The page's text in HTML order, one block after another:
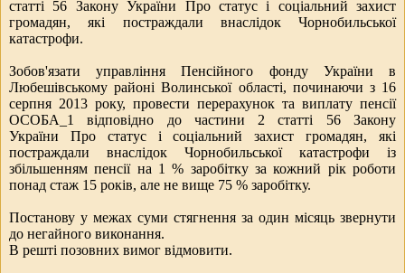
статті 56 Закону України
Про статус і соціальний захист
громадян, які постраждали внаслідок Чорнобильської
катастрофи.
Зобов'язати управління Пенсійного фонду України в
Любешівському районі Волинської області, починаючи з 16
серпня 2013 року, провести перерахунок та виплату пенсії
ОСОБА_1 відповідно до частини 2 статті 56 Закону
України
Про статус і соціальний захист громадян, які
постраждали внаслідок Чорнобильської катастрофи
із
збільшенням пенсії на 1 % заробітку за кожний рік роботи
понад стаж 15 років, але не вище 75 % заробітку.
Постанову у межах суми стягнення за один місяць звернути
до негайного виконання.
В решті позовних вимог відмовити.